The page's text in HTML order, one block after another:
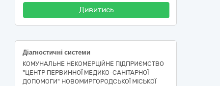
Дивитись
Діагностичні системи
КОМУНАЛЬНЕ НЕКОМЕРЦІЙНЕ ПІДПРИЄМСТВО
"ЦЕНТР ПЕРВИННОЇ МЕДИКО-САНІТАРНОЇ
ДОПОМОГИ" НОВОМИРГОРОДСЬКОЇ МІСЬКОЇ